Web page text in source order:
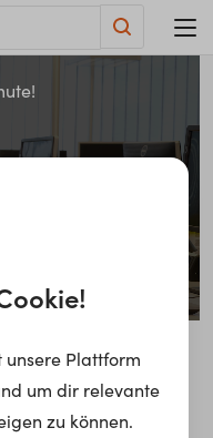
unsere Plattform
um dir relevante
zu können.